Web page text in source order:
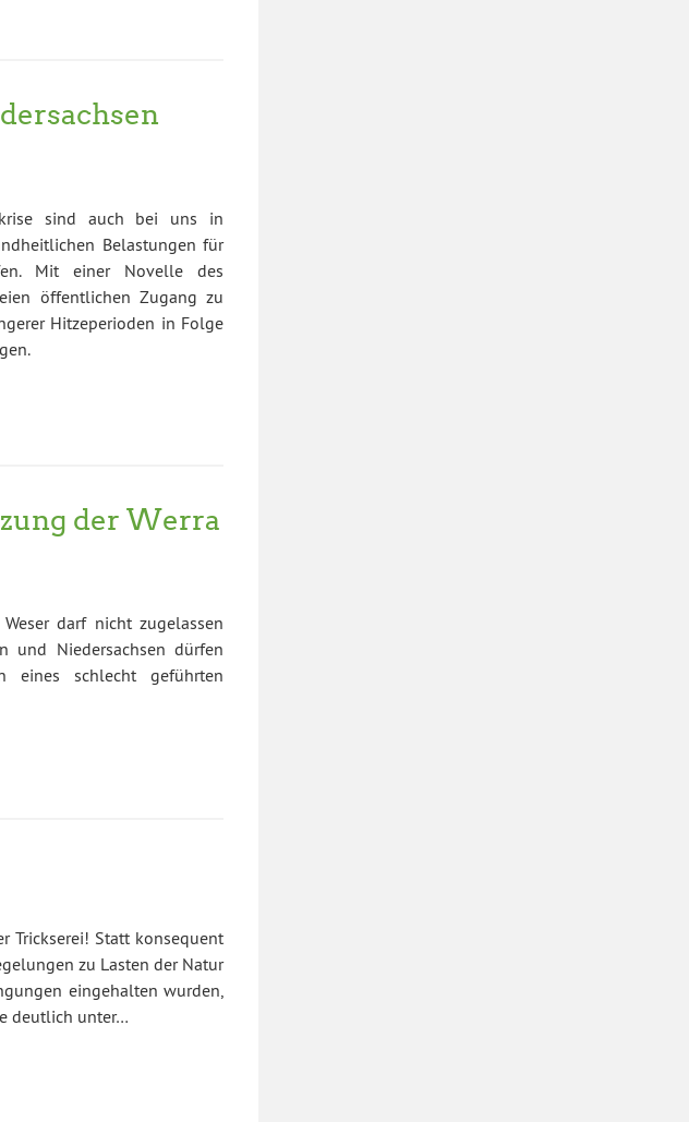
sind auch bei uns in
Belastungen für
Mit einer Novelle des
öffentlichen Zugang zu
Hitzeperioden in Folge
der Werra
darf nicht zugelassen
und Niedersachsen dürfen
eines schlecht geführten
Trickserei! Statt konsequent
zu Lasten der Natur
eingehalten wurden,
deutlich unter…